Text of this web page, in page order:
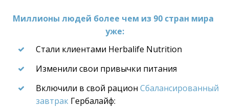
Миллионы людей более чем из 90 стран мира
уже:
Стали клиентами Herbalife Nutrition
Изменили свои привычки питания
Включили в свой рацион Сбалансированный
завтрак Гербалайф: